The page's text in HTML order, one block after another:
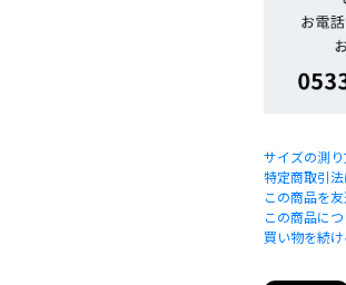
サイズの測
特定商取引法
この商品を
この商品に
買い物を続け